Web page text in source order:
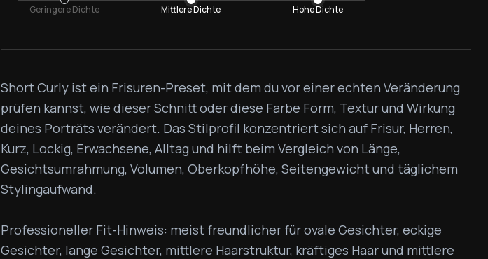
Geringere Dichte Mittlere Dichte Hohe Dichte
Short Curly ist ein Frisuren-Preset, mit dem du vor einer echten Veränderung
prüfen kannst, wie dieser Schnitt oder diese Farbe Form, Textur und Wirkung
deines Porträts verändert. Das Stilprofil konzentriert sich auf Frisur, Herren,
Kurz, Lockig, Erwachsene, Alltag und hilft beim Vergleich von Länge,
Gesichtsumrahmung, Volumen, Oberkopfhöhe, Seitengewicht und täglichem
Stylingaufwand.
Professioneller Fit-Hinweis: meist freundlicher für ovale Gesichter, eckige
Gesichter, lange Gesichter, mittlere Haarstruktur, kräftiges Haar und mittlere